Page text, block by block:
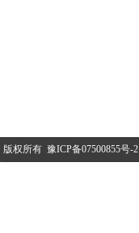
版权所有 豫ICP备07500855号-2